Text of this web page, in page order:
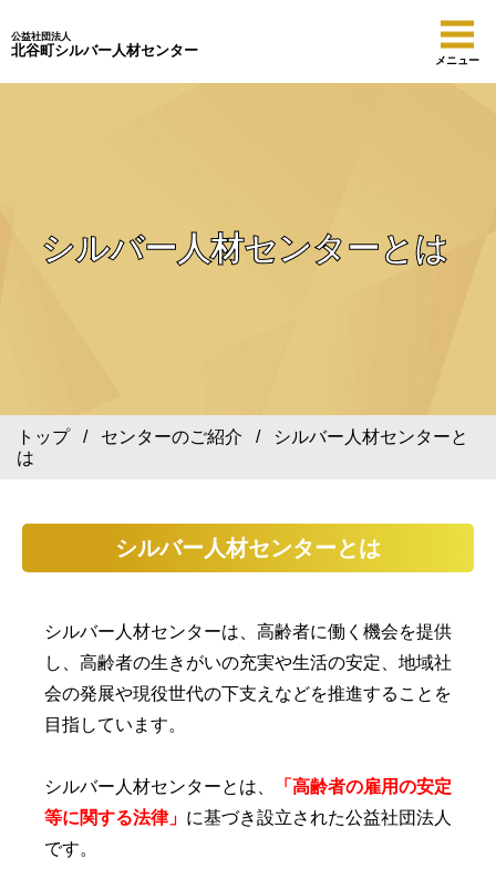
公益社団法人
北谷町シルバー人材センター
メニュー
シルバー人材センターとは
トップ/ センターのご紹介 / シルバー人材センターと
は
シルバー人材センターとは
シルバー人材センターは、高齢者に働く機会を提供
し、高齢者の生きがいの充実や生活の安定、地域社
会の発展や現役世代の下支えなどを推進することを
目指しています。
シルバー人材センターとは、
「高齢者の雇用の安定
等に関する法律」 に基づき設立された公益社団法人
です。